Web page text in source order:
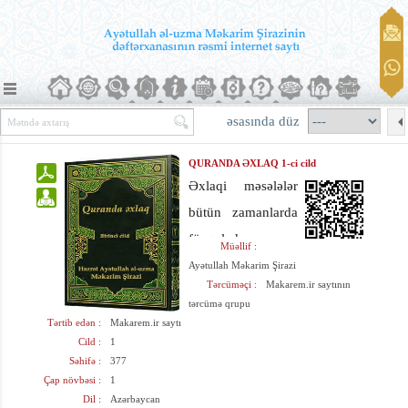
əsasında düz
QURANDA ƏXLAQ 1-ci cild
Əxlaqi məsələlər
bütün zamanlarda
fövqəladə
əhəmiyyətə malik
olmuşdur, lakin
Müəllif :
Ayətullah Məkarim Şirazi
Tərcüməçi :
Makarem.ir saytının
tərcümə qrupu
Tərtib edən :
Makarem.ir saytı
Cild :
1
Səhifə :
377
Çap növbəsi :
1
Dil :
Azərbaycan